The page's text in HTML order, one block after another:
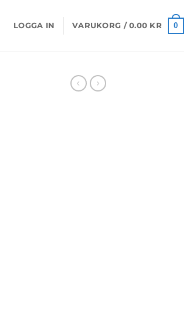
LOGGA IN VARUKORG /0.00 KR 0